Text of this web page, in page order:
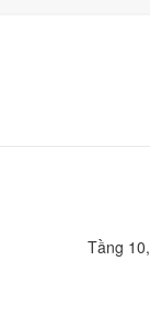
Tầng